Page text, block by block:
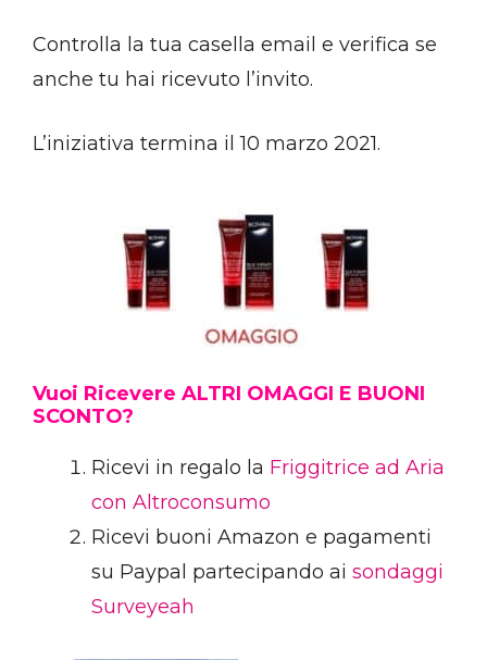
Controlla la tua casella email e verifica se
anche tu hai ricevuto l’invito.
L’iniziativa termina il 10 marzo 2021.
Vuoi Ricevere ALTRI OMAGGI E BUONI
SCONTO?
Ricevi in regalo la Friggitrice ad Aria
con Altroconsumo
Ricevi buoni Amazon e pagamenti
su Paypal partecipando ai sondaggi
Surveyeah